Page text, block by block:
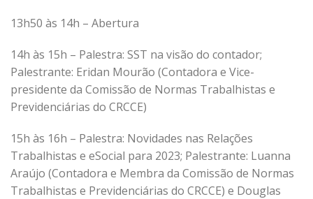
13h50 às 14h – Abertura
14h às 15h – Palestra: SST na visão do contador;
Palestrante: Eridan Mourão (Contadora e Vice-
presidente da Comissão de Normas Trabalhistas e
Previdenciárias do CRCCE)
15h às 16h – Palestra: Novidades nas Relações
Trabalhistas e eSocial para 2023; Palestrante: Luanna
Araújo (Contadora e Membra da Comissão de Normas
Trabalhistas e Previdenciárias do CRCCE) e Douglas